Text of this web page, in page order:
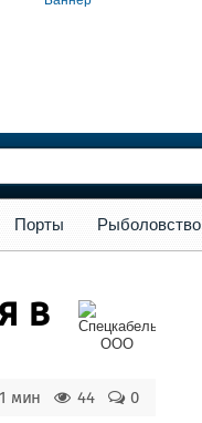
Порты Рыболовство
в
0
44
1 мин